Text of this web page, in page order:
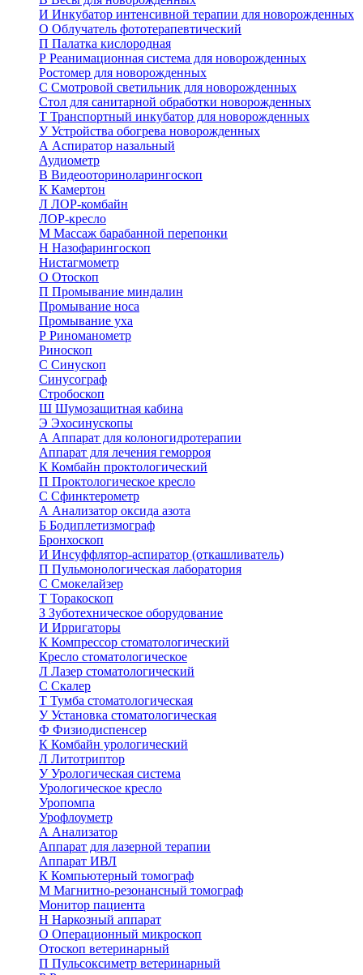
И Инкубатор интенсивной терапии для новорожденных
О Облучатель фототерапевтический
П Палатка кислородная
Р Реанимационная система для новорожденных
Ростомер для новорожденных
С Смотровой светильник для новорожденных
Стол для санитарной обработки новорожденных
Т Транспортный инкубатор для новорожденных
УУстройства обогрева новорожденных
А Аспиратор назальный
Аудиометр
В Видеооториноларингоскоп
К Камертон
Л ЛОР-комбайн
ЛОР-кресло
М Массаж барабанной перепонки
Н Назофарингоскоп
Нистагмометр
О Отоскоп
П Промывание миндалин
Промывание носа
Промывание уха
Р Риноманометр
Риноскоп
С Синускоп
Синусограф
Стробоскоп
Ш Шумозащитная кабина
Э Эхосинускопы
А Аппарат для колоногидротерапии
Аппарат для лечения геморроя
К Комбайн проктологический
П Проктологическое кресло
С Сфинктерометр
А Анализатор оксида азота
Б Бодиплетизмограф
Бронхоскоп
И Инсуффлятор-аспиратор (откашливатель)
П Пульмонологическая лаборатория
С Смокелайзер
Т Торакоскоп
З Зуботехническое оборудование
И Ирригаторы
К Компрессор стоматологический
Кресло стоматологическое
Л Лазер стоматологический
С Скалер
Т Тумба стоматологическая
УУстановка стоматологическая
Ф Физиодиспенсер
К Комбайн урологический
Л Литотриптор
УУрологическая система
Урологическое кресло
Уропомпа
Урофлоуметр
А Анализатор
Аппарат для лазерной терапии
Аппарат ИВЛ
К Компьютерный томограф
М Магнитно-резонансный томограф
Монитор пациента
Н Наркозный аппарат
О Операционный микроскоп
Отоскоп ветеринарный
П Пульсоксиметр ветеринарный